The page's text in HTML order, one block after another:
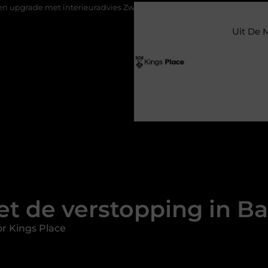
Zwolle Nieuw verhuisd naar Laren? Waarom het
Uit De
de verstopping in
Kings Place